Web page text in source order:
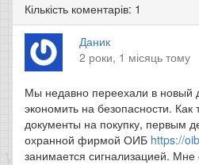
Кількість коментарів: 1
Даник
2 роки, 1 місяць тому
Мы недавно переехали в
экономить на безопасности.
документы на покупку, первым
охранной фирмой ОИБ https://
занимается сигнализацией.